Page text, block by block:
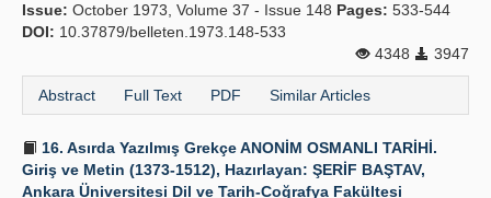
Issue: October 1973, Volume 37 - Issue 148 Pages: 533-544
DOI: 10.37879/belleten.1973.148-533
4348
3947
Abstract Full Text PDF Similar Articles
16. Asırda Yazılmış Grekçe ANONİM OSMANLI TARİHİ.
Giriş ve Metin (1373-1512), Hazırlayan: ŞERİF BAŞTAV,
Ankara Üniversitesi Dil ve Tarih-Coğrafya Fakültesi